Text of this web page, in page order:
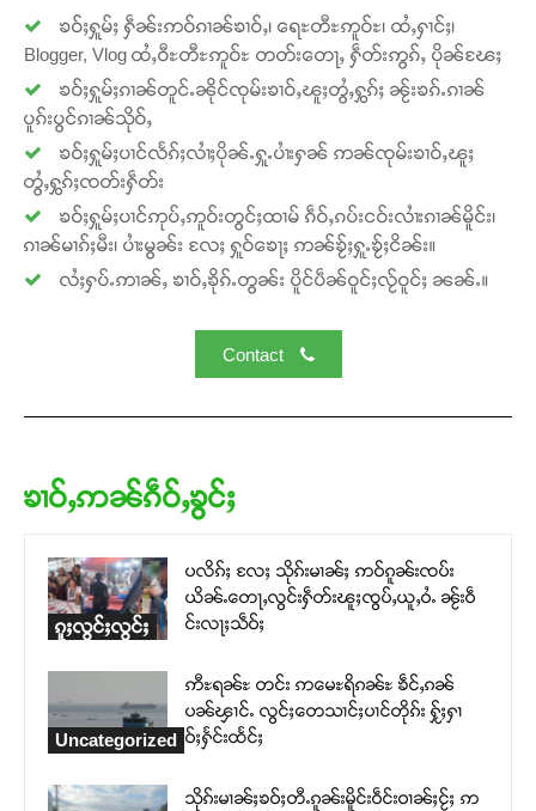
ၶဝ်ႈႁူမ်ႈ ႁဵၼ်းဢဝ်ၵၢၼ်ၶၢဝ်ႇ၊ ရေႊတီႊဢူဝ်ႊ၊ ထႆႇႁၢင်ႈ၊
Blogger, Vlog ထႆႇဝီႊတီႊဢူဝ်ႊ တတ်းတေႃႇ ႁဵတ်းဢွၵ်ႇ ပိုၼ်ၽႄႈ
ၶဝ်ႈႁူမ်ႈၵၢၼ်တူင်ႉၼိုင်ၸုမ်းၶၢဝ်ႇၽူႈတွႆႇႁွၵ်ႈ ၼႂ်းၶၵ်ႉၵၢၼ်
ပူၵ်းပွင်ၵၢၼ်သိုဝ်ႇ
ၶဝ်ႈႁူမ်ႈပၢင်လႅၵ်ႈလၢႆႈပိုၼ်ႉႁူႉပၢႆးႁၼ် ဢၼ်ၸုမ်းၶၢဝ်ႇၽူႈ
တွႆႇႁွၵ်ႈၸတ်းႁဵတ်း
ၶဝ်ႈႁူမ်ႈပၢင်ဢုပ်ႇဢူဝ်းတွင်ႈထၢမ် ၵဵဝ်ႇၵပ်းငဝ်းလၢႆးၵၢၼ်မိူင်း၊
ၵၢၼ်မၢၵ်ႈမီး၊ ပၢႆးမွၼ်း လႄႈ ႁူဝ်ၶေႃႈ ဢၼ်ၶႂ်ႈႁူႉၶႂ်ႈငိၼ်း။
လႆႈႁပ်ႉဢၢၼ်ႇ ၶၢဝ်ႇၶိုၵ်ႉတွၼ်း ပိူင်ပဵၼ်ဝူင်ႈလႂ်ဝူင်ႈ ၼၼ်ႉ။
Contact
ၶၢဝ်ႇဢၼ်ၵဵဝ်ႇၶွင်ႈ
ၵူႈလွင်ႈလွင်ႈ
ပလိၵ်ႈ လႄႈ သိုၵ်းမၢၼ်ႈ ဢဝ်ၵူၼ်းၸပ်း
ယိၼ်ႉတေႃႇလွင်းႁဵတ်းၽူႈၸွပ်ႇယူႇဝႆႉ ၼႂ်းဝဵ
င်းလႃႈသဵဝ်ႈ
Uncategorized
ဢီႊရၼ်ႊ တင်း ဢမေႊရိၵၼ်ႊ ၶဵင်ႇၵၼ်
ပၼ်ၾၢင်ႉ လွင်ႈတေသၢင်ႈပၢင်တိုၵ်း ႁႂ်ႈႁၢ
ဝ်ႈႁႅင်းထႅင်ႈ
သိုၵ်းမၢၼ်ႈၶဝ်ႈတီႉၵူၼ်းမိူင်းဝဵင်းဝၢၼ်ႈငႂ်ႈ ဢ